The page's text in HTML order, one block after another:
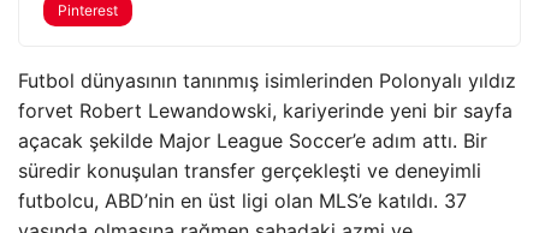
Pinterest
Futbol dünyasının tanınmış isimlerinden Polonyalı yıldız
forvet Robert Lewandowski, kariyerinde yeni bir sayfa
açacak şekilde Major League Soccer’e adım attı. Bir
süredir konuşulan transfer gerçekleşti ve deneyimli
futbolcu, ABD’nin en üst ligi olan MLS’e katıldı. 37